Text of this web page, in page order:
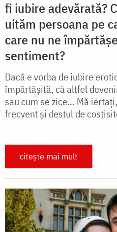
fi iubire adevărată?
uităm persoana pe
care nu ne
sentiment?
Dacă e vorba de iubire
împărtășită, că altfel
sau cum se zice… Mă
frecvent și destul de
citește mai mult